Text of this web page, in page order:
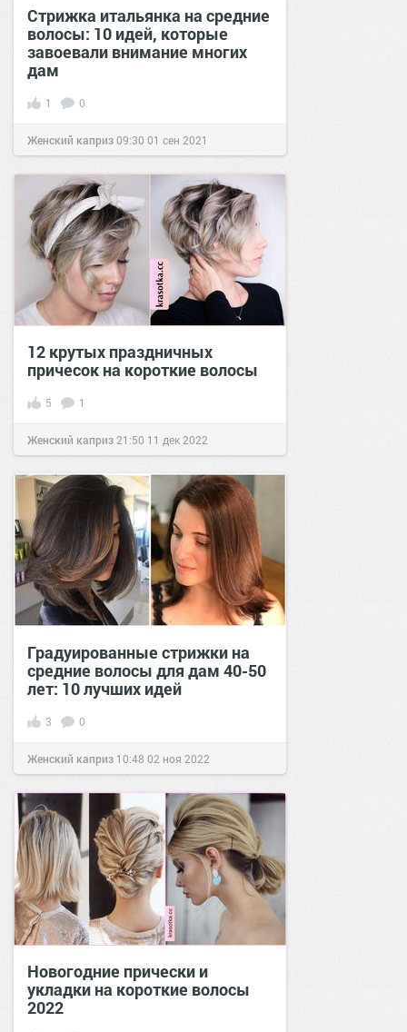
Стрижка итальянка на средние
волосы: 10 идей, которые
завоевали внимание многих
дам
1 0
Женский каприз09:30 01 сен 2021
12 крутых праздничных
причесок на короткие волосы
5 1
Женский каприз21:50 11 дек 2022
Градуированные стрижки на
средние волосы для дам 40-50
лет: 10 лучших идей
3 0
Женский каприз 10:48 02 ноя 2022
Новогодние прически и
укладки на короткие волосы
2022